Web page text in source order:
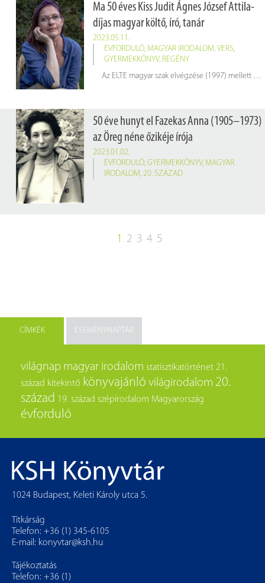
Ma 50 éves Kiss Judit Ágnes József Attila-
díjas magyar költő, író, tanár
2023.05.11.
ÉVFORDULÓ, MAGYAR IRODALOM, VERS,
GYERMEKKÖNYV, REGÉNY
Az ELTE magyar szak elvégzése (1997) mellett a Pécsi Tudományegyetem Zeneművészeti Főiskolai Karán oboistának (2005) és a Színház- és Filmművészeti Egyetemen drámatanárnak (2003) is tanult. Az írás mellett színházcsináló; jelenleg a Nemes Nagy Ágnes Művészeti Szakközépiskolában tanít.
50 éve hunyt el Fazekas Anna (1905–1973)
az Öreg néne őzikéje írója
2023.01.02.
ÉVFORDULÓ, GYERMEKKÖNYV, MAGYAR
IRODALOM, 20. SZÁZAD
1 2 3 4 5
CÍMKÉK ESEMÉNYNAPTÁR
világnap magyar irodalom statisztikatörténet 21.
század kitekintő könyvajánló világirodalom 20.
század 19. század szépirodalom Magyarország
évforduló
1024 Budapest, Keleti Károly utca 5.
Titkárság
Telefon: +36 (1) 345-6105
E-mail: konyvtar@ksh.hu
Tájékoztatás
Telefon: +36 (1)